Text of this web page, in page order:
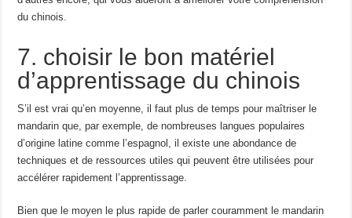
du chinois.
7. choisir le bon matériel
d’apprentissage du chinois
S’il est vrai qu’en moyenne, il faut plus de temps pour maîtriser le
mandarin que, par exemple, de nombreuses langues populaires
d’origine latine comme l’espagnol, il existe une abondance de
techniques et de ressources utiles qui peuvent être utilisées pour
accélérer rapidement l’apprentissage.
Bien que le moyen le plus rapide de parler couramment le mandarin